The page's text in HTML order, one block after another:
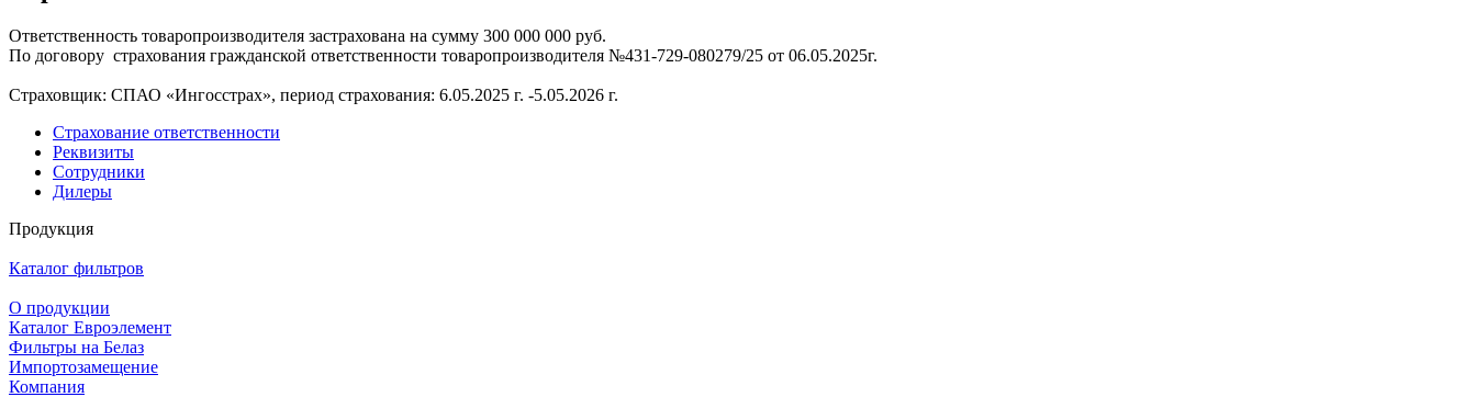
Ответственность товаропроизводителя застрахована на сумму 300 000 000 руб.
По договору страхования гражданской ответственности товаропроизводителя №431-729-080279/25 от 06.05.2025г.
Страховщик: СПАО «Ингосстрах», период страхования: 6.05.2025 г. -5.05.2026 г.
Страхование ответственности
Реквизиты
Сотрудники
Дилеры
Продукция
Каталог фильтров
О продукции
Каталог Евроэлемент
Фильтры на Белаз
Импортозамещение
Компания